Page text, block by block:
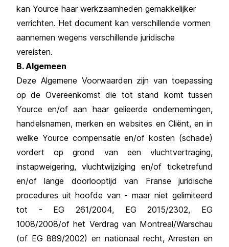
kan Yource haar werkzaamheden gemakkelijker
verrichten. Het document kan verschillende vormen
aannemen wegens verschillende juridische
vereisten.
B. Algemeen
Deze Algemene Voorwaarden zijn van toepassing
op de Overeenkomst die tot stand komt tussen
Yource en/of aan haar gelieerde ondernemingen,
handelsnamen, merken en websites en Cliënt, en in
welke Yource compensatie en/of kosten (schade)
vordert op grond van een vluchtvertraging,
instapweigering, vluchtwijziging en/of ticketrefund
en/of lange doorlooptijd van Franse juridische
procedures uit hoofde van - maar niet gelimiteerd
tot - EG 261/2004, EG 2015/2302, EG
1008/2008/of het Verdrag van Montreal/Warschau
(of EG 889/2002) en nationaal recht, Arresten en